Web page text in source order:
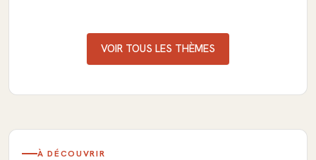
VOIR TOUS LES THÈMES
À DÉCOUVRIR